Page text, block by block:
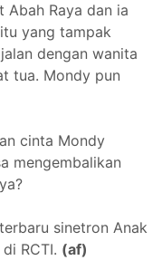
Abah Raya dan ia
yang tampak
dengan wanita
tua. Mondy pun
cinta Mondy
mengembalikan
sinetron Anak
RCTI. (af)